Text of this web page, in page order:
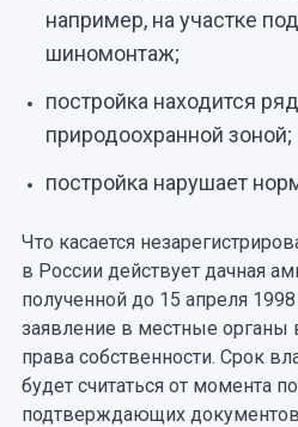
например, на участке
шиномонтаж;
постройка находится
природоохранной зоной;
постройка нарушает
Что касается
в России действует дачная
полученной до 15 апреля
заявление в местные органы
права собственности. Срок
будет считаться от момента
подтверждающих